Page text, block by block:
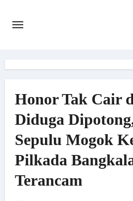
Honor Tak Cair
Diduga
Sepulu Mogok
Pilkada
Terancam